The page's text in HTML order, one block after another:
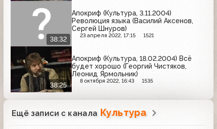
38:32
Апокриф (Культура, 3.11.2004)
Революция языка (Василий Аксенов,
Сергей Шнуров)
23 апреля 2022, 17:15 1521
38:25
Апокриф (Культура, 18.02.2004) Всё
будет хорошо (Георгий Чистяков,
Леонид Ярмольник)
8 октября 2022, 16:43 1535
Ещё записи с канала Культура